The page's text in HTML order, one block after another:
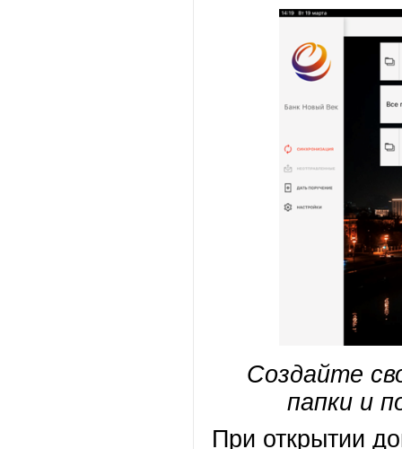
Создайте
папки и
При открытии